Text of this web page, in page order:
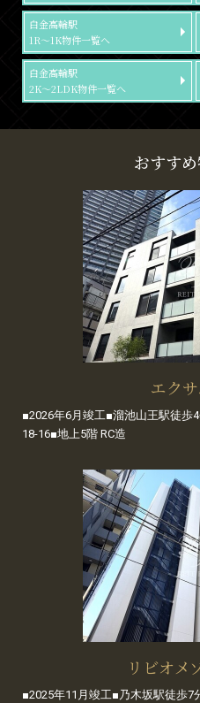
白金高輪駅
1R～1K物件一覧へ
白金高輪駅
2K～2LDK物件一覧へ
おすす
エク
■2026年6月竣工■溜池山王駅徒歩
18-16■地上5階 RC造
リビオメ
■2025年11月竣工■乃木坂駅徒歩